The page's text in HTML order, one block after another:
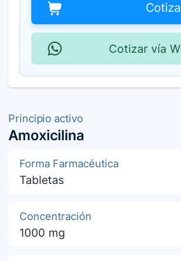
Principio activo
Amoxicilina
Forma Farmacéutica
Tabletas
Concentración
1000 mg
Cotizar vía